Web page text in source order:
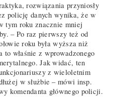
rozwiązania przyniosły
policję danych wynika, że w
tym roku znacznie mniej
– Po raz pierwszy też od
roku była wyższa niż
właśnie z wprowadzonego
Jak widać, ten
z wieloletnim
w służbie – mówi insp.
komendanta głównego policji.